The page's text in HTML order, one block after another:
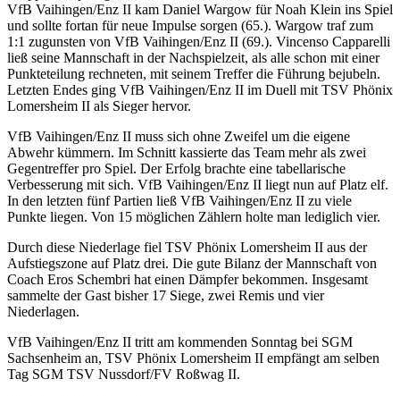
VfB Vaihingen/Enz II kam Daniel Wargow fürNoah Klein ins Spiel
und sollte fortan für neue Impulse sorgen (65.). Wargow traf zum
1:1 zugunsten von VfB Vaihingen/Enz II (69.). Vincenso Capparelli
ließ seine Mannschaft in der Nachspielzeit, als alle schon mit einer
Punkteteilung rechneten, mit seinem Treffer die Führung bejubeln.
Letzten Endes ging VfB Vaihingen/Enz II im Duell mit TSV Phönix
Lomersheim II als Sieger hervor.
VfB Vaihingen/Enz II muss sich ohne Zweifel um die eigene
Abwehr kümmern. Im Schnitt kassierte das Team mehr als zwei
Gegentreffer pro Spiel. Der Erfolg brachte eine tabellarische
Verbesserung mit sich. VfB Vaihingen/Enz II liegt nun auf Platz elf.
In den letzten fünf Partien ließ VfB Vaihingen/Enz II zu viele
Punkte liegen. Von 15 möglichen Zählern holte man lediglich vier.
Durch diese Niederlage fiel TSV Phönix Lomersheim II aus der
Aufstiegszone auf Platz drei. Die gute Bilanz der Mannschaft von
Coach Eros Schembri hat einen Dämpfer bekommen. Insgesamt
sammelte der Gast bisher 17 Siege, zwei Remis und vier
Niederlagen.
VfB Vaihingen/Enz II tritt am kommenden Sonntag bei SGM
Sachsenheim an, TSV Phönix Lomersheim II empfängt am selben
Tag SGM TSV Nussdorf/FV Roßwag II.